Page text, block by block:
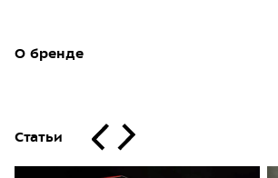
О бренде
Статьи